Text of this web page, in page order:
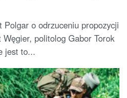
Polgar o odrzuceniu propozycji
politolog Gabor Torok
jest to...